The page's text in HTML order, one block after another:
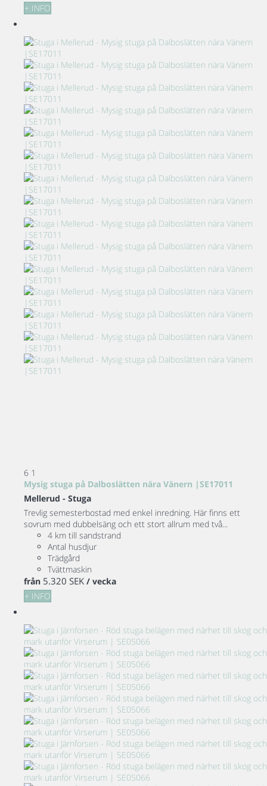
+ INFO
6 1
Mysig stuga på Dalboslätten nära Vänern |SE17011
Mellerud - Stuga
Trevlig semesterbostad med enkel inredning. Här finns ett
sovrum med dubbelsäng och ett stort allrum med två...
4 km till sandstrand
Antal husdjur
Trädgård
Tvättmaskin
från 5.320 SEK / vecka
+ INFO